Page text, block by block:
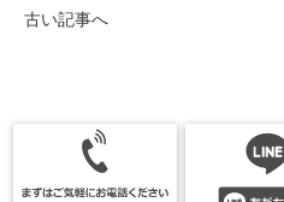
古い記事へ